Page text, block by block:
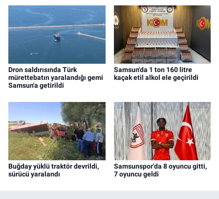
Dron saldırısında Türk
mürettebatın yaralandığı gemi
Samsun'a getirildi
Samsun'da 1 ton 160 litre
kaçak etil alkol ele geçirildi
Buğday yüklü traktör devrildi,
sürücü yaralandı
Samsunspor'da 8 oyuncu gitti,
7 oyuncu geldi